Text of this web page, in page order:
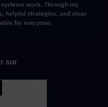
work. Through my
helpful strategies, and clear
for everyone.
sur